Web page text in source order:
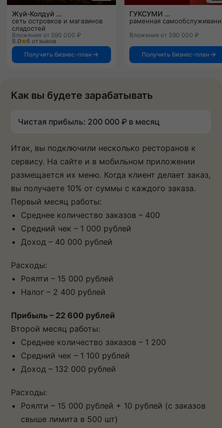
Жуй-Колдуй
сеть островков и магазинов
сладостей
Вложения от 590 000 ₽
5.0
6 отзывов
Получить бизнес-план
ГУКСУМИ
раменная
Вложения от 390 000 ₽
Получить бизнес-план
Как вы будете зарабатывать
Чистая прибыль: 200 000 ₽ в месяц
Итак, вы подключили несколько ресторанов к
сервису. На сайте и в мобильном приложении
размещается их меню. Когда клиент делает заказ,
вы получаете 10% от суммы с каждого заказа.
Первый месяц работы:
Среднее количество заказов – 400
Средний чек – 1 000 рублей
Доход – 40 000 рублей
Расходы:
Роялти – 15 000 рублей
Налог – 2 400 рублей
Прибыль – 22 600 рублей
Второй месяц работы:
Среднее количество заказов – 1 200
Средний чек – 1 100 рублей
Доход – 132 000 рублей
Расходы:
Роялти – 15 000 рублей + 10 рублей (с заказов
свыше лимита в 500 шт)